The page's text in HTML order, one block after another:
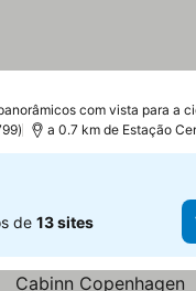
com vista para a
a 0.7 km de Estação
de 13 sites